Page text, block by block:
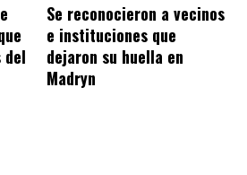
del
Se reconocieron a vecinos
e instituciones que
dejaron su huella en
Madryn